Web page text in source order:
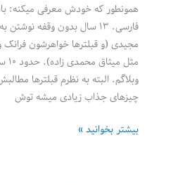
تسریع
رشد
کسب‌وکار
ناب
و
چابک
همونطور که خودش معرفی میکنه:
فارسی. ۱۳ سال بدون وقفه
مجیدی (و قبلترها خواهرشون فرانک
وبلاگم. البته به نظرم قبلترها
چیزهای جذاب زیادی میشه توش
یک
بیشتر بخوانید »